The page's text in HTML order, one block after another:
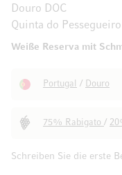
Schreiben Sie die erste
Douro DOC
Quinta do Pessegueiro
Weiße Reserva mit
Portugal / Douro
75% Rabigato /